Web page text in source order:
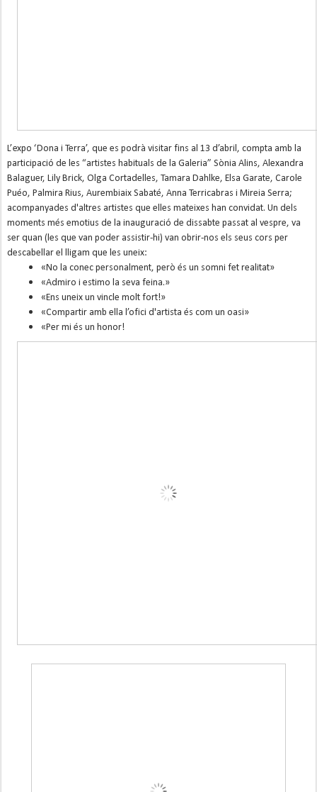
L’expo ‘Dona i Terra’, que es podrà visitar fins al 13 d’abril, compta amb la
participació de les “artistes habituals de la Galeria” Sònia Alins, Alexandra
Balaguer, Lily Brick, Olga Cortadelles, Tamara Dahlke, Elsa Garate, Carole
Puéo, Palmira Rius, Aurembiaix Sabaté, Anna Terricabras i Mireia Serra;
acompanyades d'altres artistes que elles mateixes han convidat. Un dels
moments més emotius de la inauguració de dissabte passat al vespre, va
ser quan (les que van poder assistir-hi) van obrir-nos els seus cors per
descabellar el lligam que les uneix:
«No la conec personalment, però és un somni fet realitat»
«Admiro i estimo la seva feina.»
«Ens uneix un vincle molt fort!»
«Compartir amb ella l’ofici d'artista és com un oasi»
« Per mi és un honor!